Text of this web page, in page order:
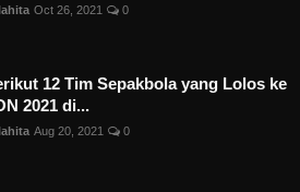
Oct 26, 2021 0
12 Tim Sepakbola yang Lolos ke
2021 di...
Aug 20, 2021 0